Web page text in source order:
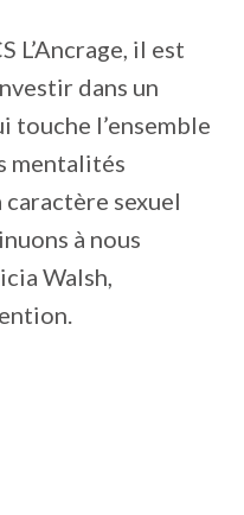
L’Ancrage, il est
dans un
touche l’ensemble
mentalités
sexuel
à nous
Walsh,